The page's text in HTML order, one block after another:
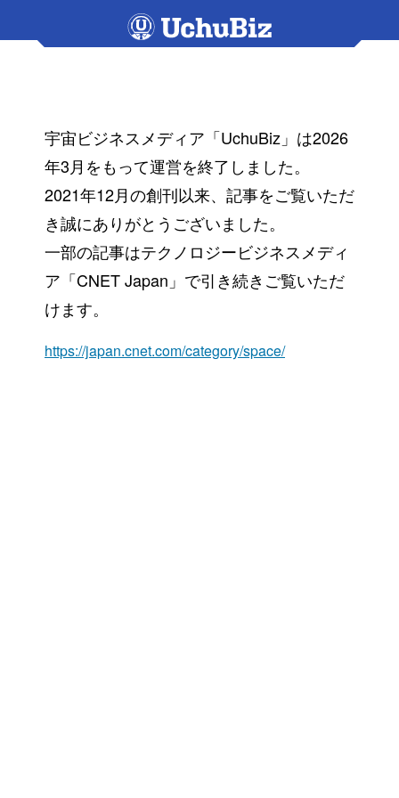
宇宙ビジネスメディア「UchuBiz」は2026
年3月をもって運営を終了しました。
2021年12月の創刊以来、記事をご覧いただ
き誠にありがとうございました。
一部の記事はテクノロジービジネスメディ
ア「CNET Japan」で引き続きご覧いただ
けます。
https://japan.cnet.com/category/space/